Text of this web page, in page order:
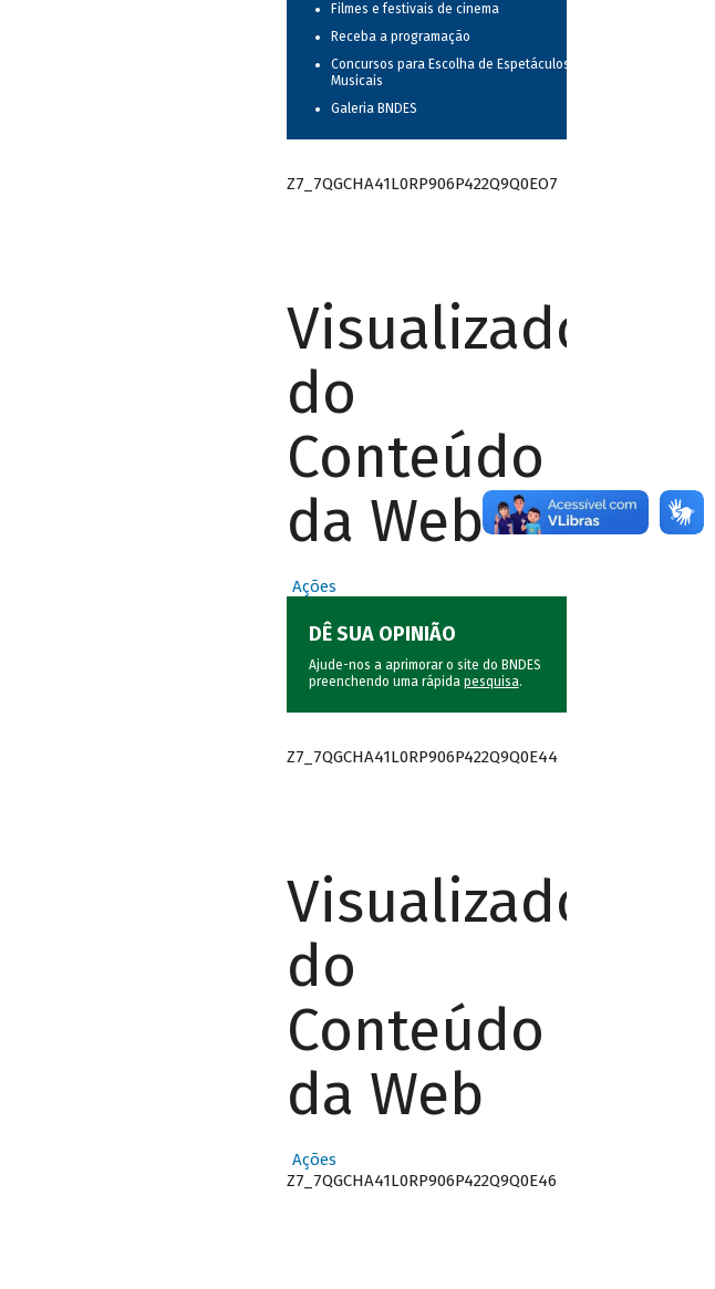
Filmes e festivais de cinema
Receba a programação
Concursos para Escolha de Espetáculos
Musicais
Galeria BNDES
Z7_7QGCHA41L0RP906P422Q9Q0EO7
Visualizador
do
Conteúdo
da Web
Ações
DÊ SUA OPINIÃO
Ajude-nos a aprimorar o site do BNDES
preenchendo uma rápida pesquisa.
Z7_7QGCHA41L0RP906P422Q9Q0E44
Visualizador
do
Conteúdo
da Web
Ações
Z7_7QGCHA41L0RP906P422Q9Q0E46